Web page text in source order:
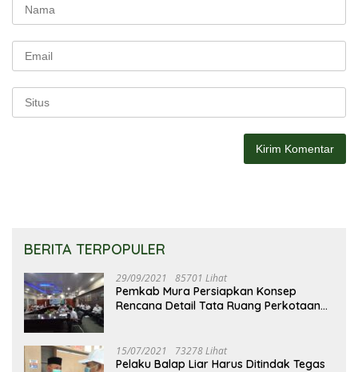
BERITA TERPOPULER
29/09/2021 85701 Lihat
Pemkab Mura Persiapkan Konsep
Rencana Detail Tata Ruang Perkotaan
15/07/2021 73278 Lihat
Pelaku Balap Liar Harus Ditindak Tegas